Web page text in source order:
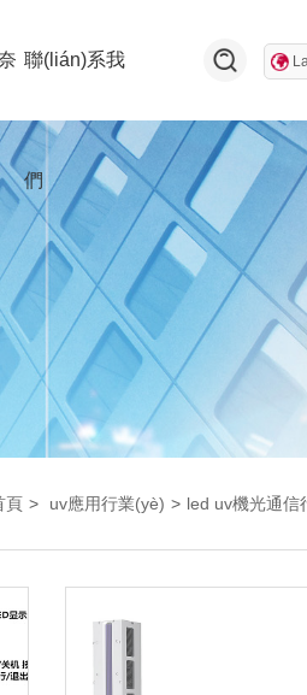
聯(lián)系我
們
頁 > uv應用行業(yè) > led uv機光通信